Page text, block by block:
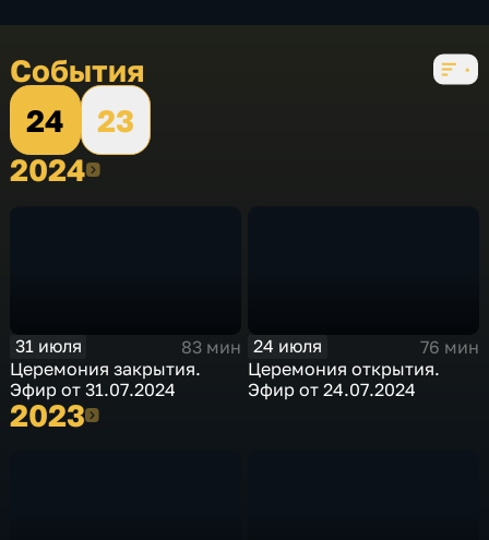
События
24
23
20242024
31 июля
83 мин
Церемония закрытия.
Эфир от 31.07.2024
24 июля
76 мин
Церемония открытия.
Эфир от 24.07.2024
20232023